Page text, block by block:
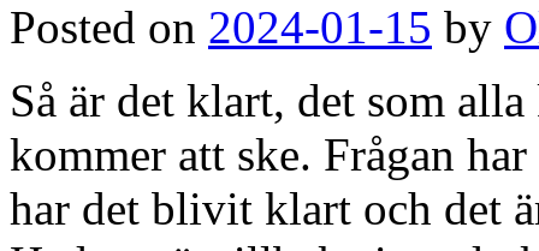
Posted on 2024-01-15 by
Så är det klart, det som
kommer att ske. Frågan
har det blivit klart och det